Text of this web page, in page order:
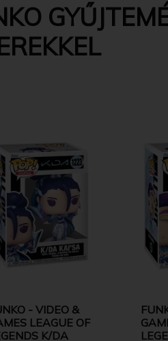
- VIDEO &
LEAGUE OF
K/DA